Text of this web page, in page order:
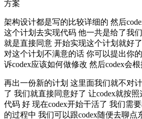
方案
架构设计都是写的比较详细的 然后
这个计划去实现代码 他一共是给了我
就是直接同意 开始实现这个计划就好
对这个计划不满意的话 你可以提出你
诉codex应该如何做修改 然后codex会
再出一份新的计划 这里面我们就不对
了 我们就直接同意好了 让codex就按
代码 好 现在codex开始干活了 我们需
的过程中 我们可以跟codex随便去聊点